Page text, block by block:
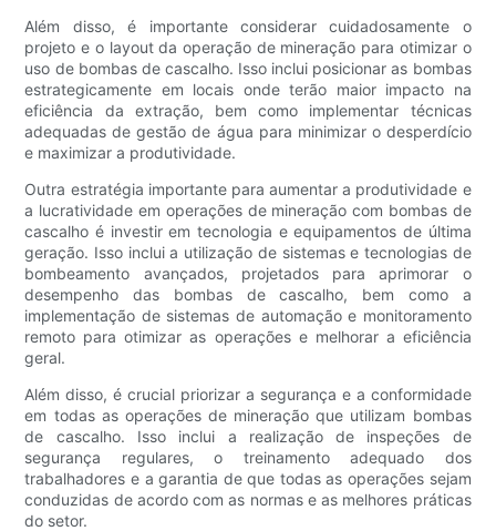
Além disso, é importante considerar cuidadosamente o
projeto e o layout da operação de mineração para otimizar o
uso de bombas de cascalho. Isso inclui posicionar as bombas
estrategicamente em locais onde terão maior impacto na
eficiência da extração, bem como implementar técnicas
adequadas de gestão de água para minimizar o desperdício
e maximizar a produtividade.
Outra estratégia importante para aumentar a produtividade e
a lucratividade em operações de mineração com bombas de
cascalho é investir em tecnologia e equipamentos de última
geração. Isso inclui a utilização de sistemas e tecnologias de
bombeamento avançados, projetados para aprimorar o
desempenho das bombas de cascalho, bem como a
implementação de sistemas de automação e monitoramento
remoto para otimizar as operações e melhorar a eficiência
geral.
Além disso, é crucial priorizar a segurança e a conformidade
em todas as operações de mineração que utilizam bombas
de cascalho. Isso inclui a realização de inspeções de
segurança regulares, o treinamento adequado dos
trabalhadores e a garantia de que todas as operações sejam
conduzidas de acordo com as normas e as melhores práticas
do setor.